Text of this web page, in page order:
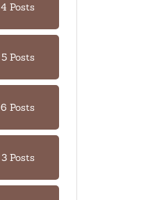
4 Posts
5 Posts
6 Posts
3 Posts